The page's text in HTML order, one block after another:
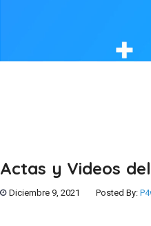
Actas y Videos
Diciembre 9, 2021 Posted By: